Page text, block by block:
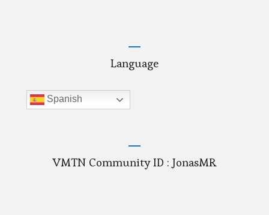
Language
Spanish
VMTN Community ID : JonasMR